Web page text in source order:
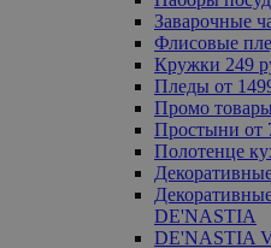
Заварочные
Флисовые
Кружки 249
Пледы от
Промо товары
Простыни от
Полотенце
DE'NASTIA
DE'NASTIA